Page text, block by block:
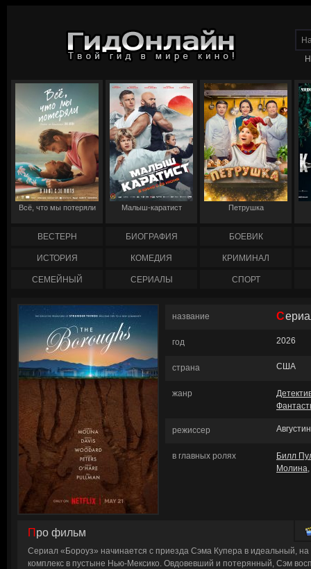
Всё, что мы потеряли Малыш-каратист Петрушка
ВЕСТЕРН БИОГРАФИЯ БОЕВИК
ИСТОРИЯ КОМЕДИЯ КРИМИНАЛ
СЕМЕЙНЫЙ СЕРИАЛЫ СПОРТ
название
год 2026
страна США
жанр
режиссер
в главных ролях
Билл
Молина,
Про фильм
Сериал «Бороуз» начинается с приезда Сэма Купера в идеальный,
комплекс в пустыне Нью-Мексико. Овдовевший и потерянный, Сэм